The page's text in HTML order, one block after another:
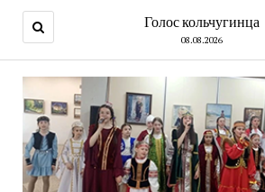
Голос кольчугинца
08.08.2026